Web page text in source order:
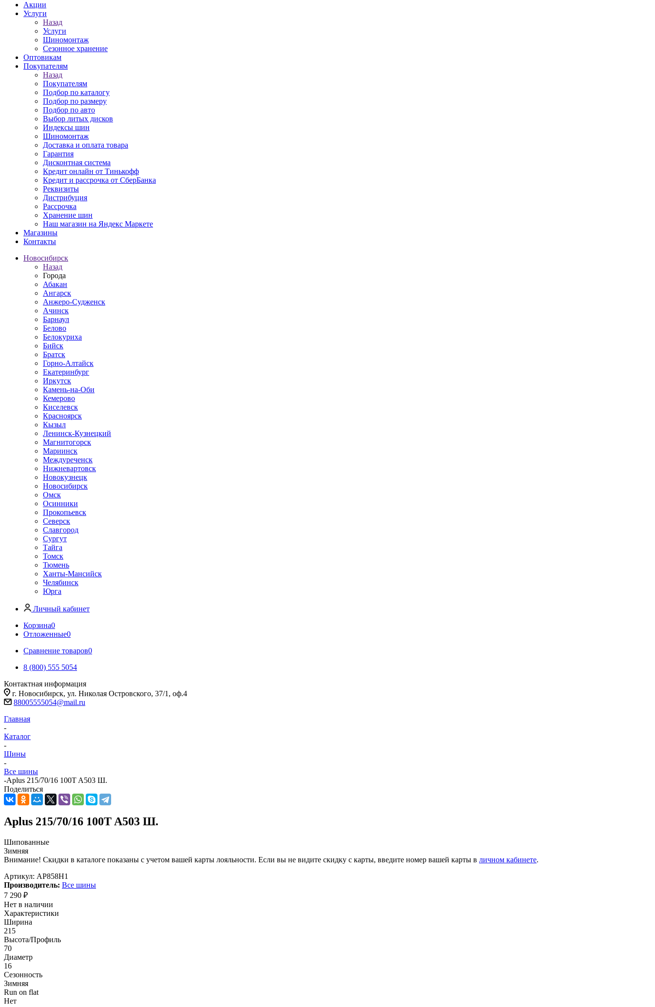
Акции
Услуги
Назад
Услуги
Шиномонтаж
Сезонное хранение
Оптовикам
Покупателям
Назад
Покупателям
Подбор по каталогу
Подбор по размеру
Подбор по авто
Выбор литых дисков
Индексы шин
Шиномонтаж
Доставка и оплата товара
Гарантия
Дисконтная система
Кредит онлайн от Тинькофф
Кредит и рассрочка от СберБанка
Реквизиты
Дистрибуция
Рассрочка
Хранение шин
Наш магазин на Яндекс Маркете
Магазины
Контакты
Новосибирск
Назад
Города
Абакан
Ангарск
Анжеро-Судженск
Ачинск
Барнаул
Белово
Белокуриха
Бийск
Братск
Горно-Алтайск
Екатеринбург
Иркутск
Камень-на-Оби
Кемерово
Киселевск
Красноярск
Кызыл
Ленинск-Кузнецкий
Магнитогорск
Мариинск
Междуреченск
Нижневартовск
Новокузнецк
Новосибирск
Омск
Осинники
Прокопьевск
Северск
Славгород
Сургут
Тайга
Томск
Тюмень
Ханты-Мансийск
Челябинск
Юрга
Личный кабинет
Корзина0
Отложенные0
Сравнение товаров0
8 (800) 555 5054
Контактная информация
г. Новосибирск, ул. Николая Островского, 37/1, оф.4
88005555054@mail.ru
Главная
-
Каталог
-
Шины
-
Все шины
-Aplus 215/70/16 100T A503 Ш.
Поделиться
Aplus 215/70/16 100T A503 Ш.
Шипованные
Зимняя
Внимание! Скидки в каталоге показаны с учетом вашей карты лояльности. Если вы не видите скидку с карты, введите номер вашей карты в личном кабинете.
Артикул: AP858H1
Производитель: Все шины
7 290 ₽
Нет в наличии
Характеристики
Ширина
215
Высота/Профиль
70
Диаметр
16
Сезонность
Зимняя
Run on flat
Нет